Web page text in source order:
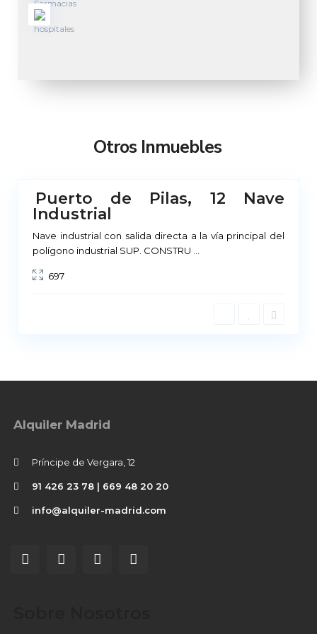
Otros Inmuebles
Puerto de Pilas, 12 Nave
Industrial
Nave industrial con salida directa a la vía principal del
polígono industrial SUP. CONSTRU
697
Alquiler Madrid
Príncipe de Vergara, 12
91 426 23 78 | 669 48 20 20
info@alquiler-madrid.com